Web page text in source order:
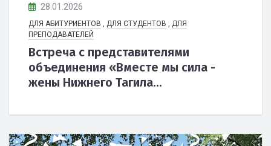
28.01.2026
ДЛЯ АБИТУРИЕНТОВ , ДЛЯ СТУДЕНТОВ , ДЛЯ
ПРЕПОДАВАТЕЛЕЙ
Встреча с представителями
объединения «Вместе мы сила -
жены Нижнего Тагила...